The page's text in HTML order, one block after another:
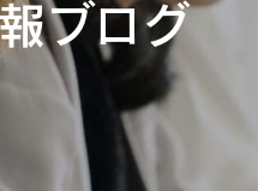
ブログ